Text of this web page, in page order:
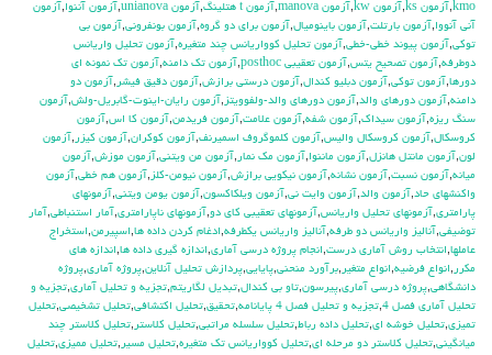
kmo
,آزمون ks ,آزمون kw ,آزمون manova ,آزمون t هتلينگ ,آزمون unianova ,آزمون آننوا,آزمون
آني آنووا,آزمون بارتلت,آزمون باينوميال,آزمون براي دو گروه,آزمون بونفروني,آزمون بي
توكي,آزمون پيوند خطي-خطي,آزمون تحليل كوواريانس چند متغيره,آزمون تحليل واريانس
دوطرفه,آزمون تصحيح يتس,آزمون تعقيبي posthoc ,آزمون تك دامنه,آزمون تك نمونه اي
دورها,آزمون توكي,آزمون دبليو كندال,آزمون درستي برازش,آزمون دقيق فيشر ,آزمون دو
دامنه,آزمون دورهاي والد,آزمون دورهاي والد-ولفوويتز ,آزمون رايان-اينوت-گابريل-ولش,آزمون
سنگ ريزه,آزمون سيداك,آزمون شفه,آزمون علامت,آزمون فريدمن,آزمون كا اس,آزمون
كروسكال,آزمون كروسكال واليس,آزمون كلموگروف اسميرنف,آزمون كوكران,آزمون كيزر ,آزمون
لون,آزمون مانتل هانزل,آزمون ماننوا,آزمون مك نمار ,آزمون من ويتني,آزمون موزش,آزمون
ميانه,آزمون نسبت,آزمون نشانه,آزمون نيكويي برازش,آزمون نيومن-كلز ,آزمون هم خطي,آزمون
واكنشهاي حاد,آزمون والد,آزمون وايت ني,آزمون ويلكاكسون,آزمون يومن ويتني,آزمونهاي
پارامتري,آزمونهاي تحليل واريانس,آزمونهاي تعقيبي كاي دو,آزمونهاي ناپارامتري,آمار استنباطي,آمار
توضيفي,آناليز واريانس دو طرفه,آناليز واريانس يکطرفه,ادغام كردن داده ها,اسپيرمن,استخراج
عاملها,انتخاب روش آماري درست,انجام پروژه درسي آماري,اندازه گيري داده ها,اندازه هاي
مكرر ,انواع فرضيه,انواع متغير ,برآورد منحني,پايايي,پردازش تحليل آنلاين,پروژه آماري,پروژه
دانشگاهي,پروژه درسي آماري,پيرسون,تاو بي کندال,تبديل لگاريتم,تجزيه و تحليل آماري,تجزيه و
تحليل آماري فصل 4
,تجزيه و تحليل فصل 4 پايانامه ,تحقيق,تحليل اكتشافي,تحليل تشخيصي,تحليل
تميزي,تحليل خوشه اي,تحليل داده رباط,تحليل سلسله مراتبي,تحليل كلاستر ,تحليل كلاستر چند
ميانگيني,تحليل كلاستر دو مرحله اي,تحليل كوواريانس تك متغيره,تحليل مسير ,تحليل مميزي,تحليل